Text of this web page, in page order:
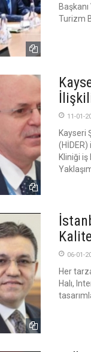
Turizm
11-01-
Kayseri
Kliniği
06-01-
Her
Halı,